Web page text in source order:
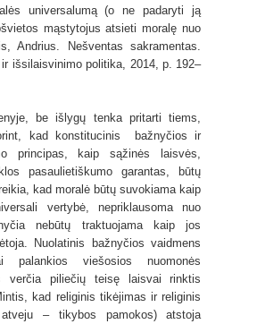
universalumą (o ne padaryti ją
mąstytojus atsieti moralę nuo
Andrius. Nešventas sakramentas.
išsilaisvinimo politika, 2014, p. 192–
be išlygų tenka pritarti tiems,
kad konstitucinis bažnyčios ir
principas, kaip sąžinės laisvės,
pasaulietiškumo garantas, būtų
kad moralė būtų suvokiama kaip
vertybė, nepriklausoma nuo
nebūtų traktuojama kaip jos
Nuolatinis bažnyčios vaidmens
viešosios nuomonės
verčia piliečių teisę laisvai rinktis
kad religinis tikėjimas ir religinis
– tikybos pamokos) atstoja